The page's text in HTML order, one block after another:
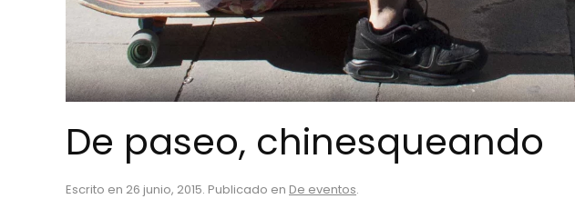
De paseo, chinesqueando
Escrito en 26 junio, 2015. Publicado en De eventos.